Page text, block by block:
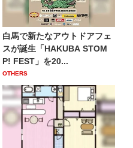
白馬で新たなアウトドアフェ
スが誕生「HAKUBA STOM
P! FEST」を20...
OTHERS